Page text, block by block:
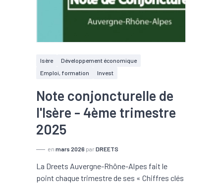
Isère
Développement économique
Emploi, formation
Invest
Note conjoncturelle de
l'Isère - 4ème trimestre
2025
en mars 2026 par DREETS
La Dreets Auvergne-Rhône-Alpes fait le
point chaque trimestre de ses « Chiffres clés